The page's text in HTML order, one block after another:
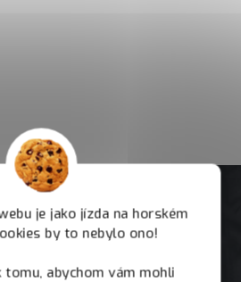
je jako jízda na horském
by to nebylo ono!
tomu, abychom vám mohli